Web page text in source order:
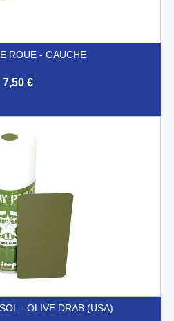
ROUE - GAUCHE
7,50 €
- OLIVE DRAB (USA)